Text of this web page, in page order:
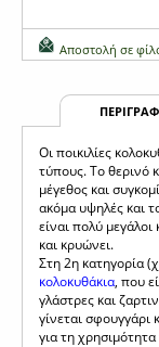
Αποστολή σε
Οι ποικιλίες
τύπους. Το θερινό
μέγεθος και
ακόμα υψηλές και
είναι πολύ μεγάλοι
και κρυώνει.
Στη 2η κατηγορία
κολοκυθάκια, που
γλάστρες και
γίνεται σφουγγάρι
για τη